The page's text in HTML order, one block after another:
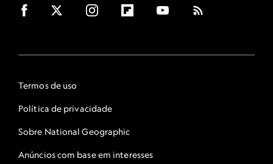
Termos de uso
Política de privacidade
Sobre National Geographic
Anúncios com base em interesses